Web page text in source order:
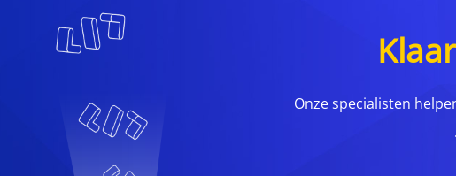
Onze specialisten